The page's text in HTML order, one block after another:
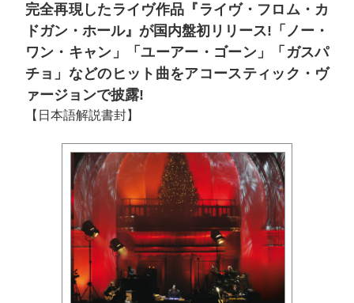
完全再現したライヴ作品『ライヴ・フロム・カ
ドガン・ホール』が国内盤初リリース!「ノー・
ワン・キャン」「ユーアー・ゴーン」「ガスパ
チョ」などのヒット曲をアコースティック・ヴ
ァージョンで披露!
【日本語解説書封】